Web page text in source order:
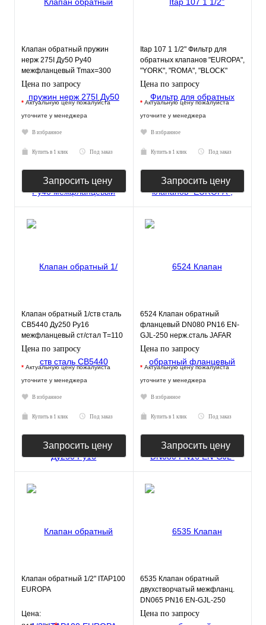
Клапан обратный пружин
нерж 275I Ду50 Ру40
межфланцевый Tmax=300
Zetkama 275I050E51
Цена по запросу
* Актуальную цену пожалуйста
уточните у менеджера
В избранное
Купить в 1 клик Под заказ
Запросить цену
Itap 107 1 1/2" Фильтр для
обратных клапанов "EUROPA",
"YORK", "ROMA", "BLOCK"
Цена по запросу
* Актуальную цену пожалуйста
уточните у менеджера
В избранное
Купить в 1 клик Под заказ
Запросить цену
Клапан обратный 1/ств сталь
CB5440 Ду250 Ру16
межфланцевый ст/стал T=110
Tecofi CB5440-0250
Цена по запросу
* Актуальную цену пожалуйста
уточните у менеджера
В избранное
Купить в 1 клик Под заказ
Запросить цену
6524 Клапан обратный
фланцевый DN080 PN16 EN-
GJL-250 нерж.сталь JAFAR
Цена по запросу
* Актуальную цену пожалуйста
уточните у менеджера
В избранное
Купить в 1 клик Под заказ
Запросить цену
Клапан обратный 1/2" ITAP100
EUROPA
Цена:
6535 Клапан обратный
двухстворчатый межфланц.
DN065 PN16 EN-GJL-250
нерж.сталь EPDM JAFAR
Цена по запросу